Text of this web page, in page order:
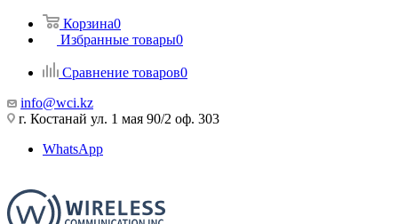
Корзина0
Избранные товары0
Сравнение товаров0
info@wci.kz
г. Костанай ул. 1 мая 90/2 оф. 303
WhatsApp